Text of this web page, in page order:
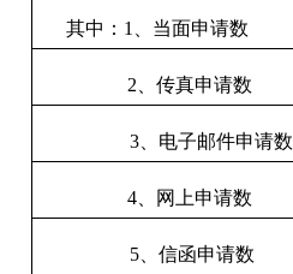
其中： 1、当面申请数
2、传真申请数
3、电子邮件申请数
4、网上申请数
5、信函申请数